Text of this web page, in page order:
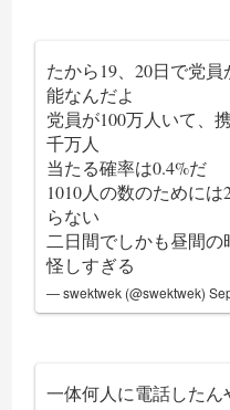
たから19、20日で党
能なんだよ
党員が100万人いて、
千万人
当たる確率は0.4%だ
1010人の数のために
らない
二日間でしかも昼間の
怪しすぎる
— swektwek (@swektwek)
一体何人に電話したん